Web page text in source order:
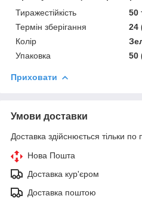
Тиражестійкість
50
Термін зберігання
24
Колір
Упаковка
50
Приховати
Умови доставки
Доставка здійснюється тільки по
Нова Пошта
Доставка кур'єром
Доставка поштою